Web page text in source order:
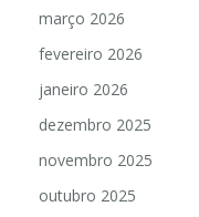
março 2026
fevereiro 2026
janeiro 2026
dezembro 2025
novembro 2025
outubro 2025